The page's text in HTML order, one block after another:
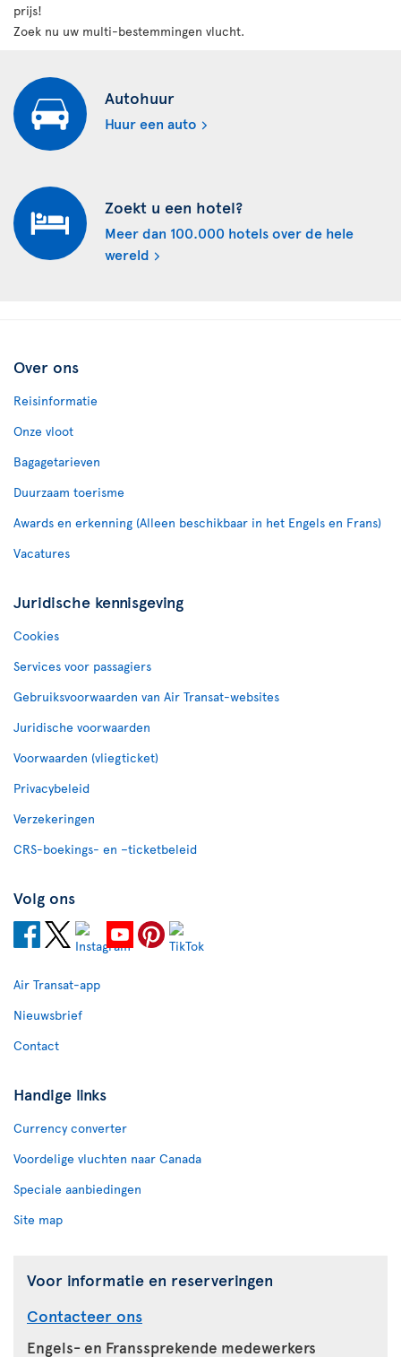
prijs!
Zoek nu uw multi-bestemmingen vlucht.
Autohuur
Huur een auto
Zoekt u een hotel?
Meer dan 100.000 hotels over de hele
wereld
Over ons
Reisinformatie
Onze vloot
Bagagetarieven
Duurzaam toerisme
Awards en erkenning (Alleen beschikbaar in het Engels en Frans)
Vacatures
Juridische kennisgeving
Cookies
Services voor passagiers
Gebruiksvoorwaarden van Air Transat-websites
Juridische voorwaarden
Voorwaarden (vliegticket)
Privacybeleid
Verzekeringen
CRS-boekings- en –ticketbeleid
Volg ons
Air Transat-app
Nieuwsbrief
Contact
Handige links
Currency converter
Voordelige vluchten naar Canada
Speciale aanbiedingen
Site map
Voor informatie en reserveringen
Contacteer ons
Engels- en Franssprekende medewerkers